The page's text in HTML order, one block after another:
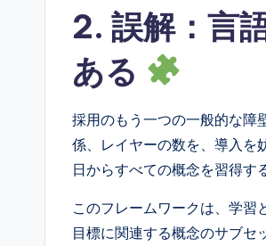
2. 誤解：言
ある
採用のもう一つの一般的な
係、レイヤーの数を、導入を
日からすべての概念を習得す
このフレームワークは、学習
目標に関連する概念のサブセ